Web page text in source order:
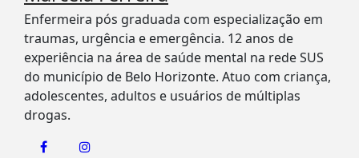
Enfermeira pós graduada com especialização em
traumas, urgência e emergência. 12 anos de
experiência na área de saúde mental na rede SUS
do município de Belo Horizonte. Atuo com criança,
adolescentes, adultos e usuários de múltiplas
drogas.